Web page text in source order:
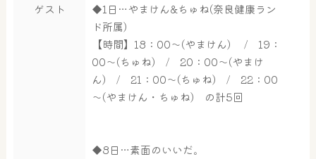
ゲスト
◆1日…やまけん&ちゅね(奈良健康ラン
ド所属)
【時間】18：00～(やまけん) / 19：
00～(ちゅね) / 20：00～(やまけ
ん) / 21：00～(ちゅね) / 22：00
～(やまけん・ちゅね) の計5回
◆8日…素面のいいだ。